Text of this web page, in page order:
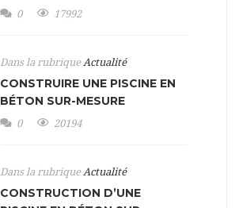
0 17992
Dans la rubriqueActualité
CONSTRUIRE UNE PISCINE EN
BÉTON SUR-MESURE
0 20194
Dans la rubriqueActualité
CONSTRUCTION D’UNE